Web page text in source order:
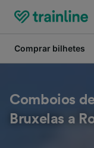
Comprar bilhetes
Comboios
Bruxelas a